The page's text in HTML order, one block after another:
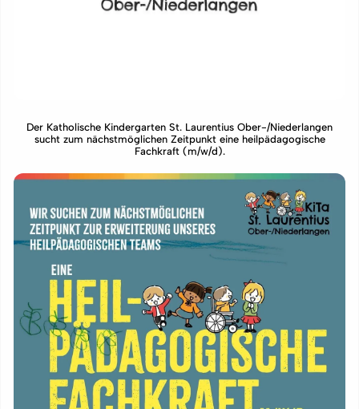
Der Katholische Kindergarten St. Laurentius Ober-/Niederlangen
sucht zum nächstmöglichen Zeitpunkt eine heilpädagogische
Fachkraft (m/w/d).